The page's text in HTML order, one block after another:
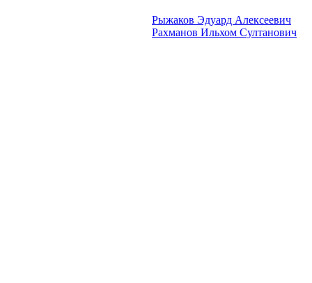
Рыжаков Эдуард Алексеевич
Рахманов Ильхом Султанович